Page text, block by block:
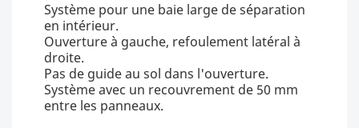
Système pour une baie large de séparation
en intérieur.
Ouverture à gauche, refoulement latéral à
droite.
Pas de guide au sol dans l'ouverture.
Système avec un recouvrement de 50 mm
entre les panneaux.